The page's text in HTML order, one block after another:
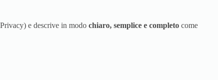
e descrive in modo chiaro, semplice e completo come